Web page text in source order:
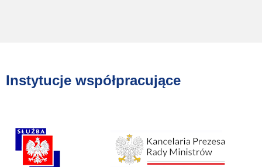
Instytucje współpracujące